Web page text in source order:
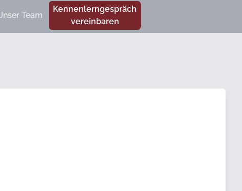
Team
Kennenlerngespräch
vereinbaren